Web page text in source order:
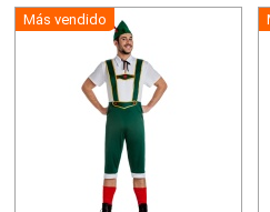
Más vendido